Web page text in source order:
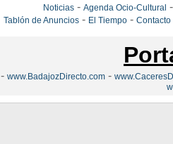
Noticias- Agenda Ocio-Cultural
Tablón de Anuncios- El Tiempo- Contacto
- www.BadajozDirecto.com -